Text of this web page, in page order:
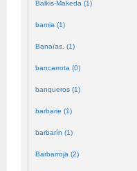
Balkis-Makeda (1)
bamia (1)
Banaïas. (1)
bancarrota (0)
banqueros (1)
barbarie (1)
barbarín (1)
Barbarroja (2)